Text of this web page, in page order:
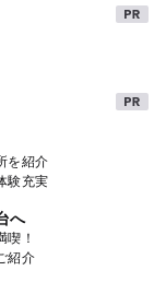
を紹介
験充実
へ
喫！
紹介